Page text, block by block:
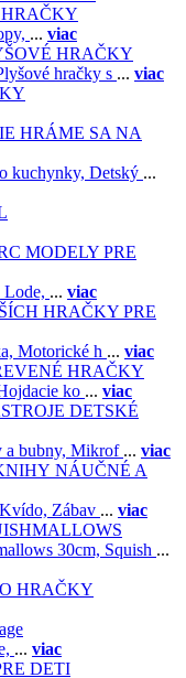
... viac
HRAČKY
hračky s ... viac
HRÁME SA NA
kuchynky, Detský ...
MODELY PRE
Lode, ... viac
HRAČKY PRE
Motorické h ... viac
HRAČKY
ko ... viac
DETSKÉ
a bubny, Mikrof ... viac
NÁUČNÉ A
Kvído, Zábav ... viac
30cm, Squish ...
HRAČKY
... viac